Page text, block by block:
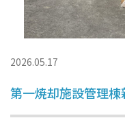
第一焼却施設管理
2026.05.17